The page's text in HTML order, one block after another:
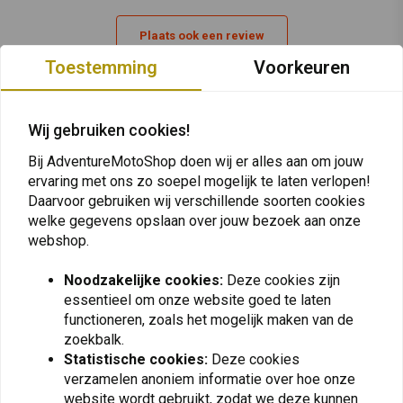
achterwiel op geselecteerde maten, met verbeterde
op een breder scala aan motorfietsen dankzij de speciale editie van
trillingen veroorzaakt door oneffenheden op de weg of
naast de productnaam op de zijwand van de band onderscheidt het.
Stijver karkasmateriaal en zijwandstructuur, evenals een licht gewijzigd
samenstellingsrecept, worden gebruikt om verhoogde stabiliteit te
bereiken. Tubeless Blackwall (TL) SE = "Supersport"-versie met gladder
snelheden van 168+ MPH
Artikelcode: 00 3241100
Plaats ook een review
150/70 | B17 Capra X M+S
€144,95
BRIDGESTONE
Battlax 130/80 | 17 Ax41
€227,20
Toestemming Voorkeuren
Wij gebruiken cookies!
Bij AdventureMotoShop doen wij er alles aan om jouw
ervaring met ons zo soepel mogelijk te laten verlopen!
Daarvoor gebruiken wij verschillende soorten cookies
welke gegevens opslaan over jouw bezoek aan onze
webshop.
Noodzakelijke cookies: Deze cookies zijn
essentieel om onze website goed te laten
functioneren, zoals het mogelijk maken van de
zoekbalk.
Statistische cookies: Deze cookies
verzamelen anoniem informatie over hoe onze
website wordt gebruikt, zodat we deze kunnen